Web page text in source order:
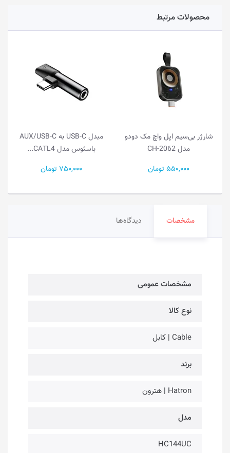
محصولات مرتبط
شارژر بی‌سیم اپل واچ مک دودو
مدل CH-2062
550,000 تومان
مبدل USB-C به AUX/USB-C
باسئوس مدل CATL4...
750,000 تومان
مشخصات دیدگاه‌ها
مشخصات عمومی
نوع کالا
Cable | کابل
برند
Hatron | هترون
مدل
HC144UC